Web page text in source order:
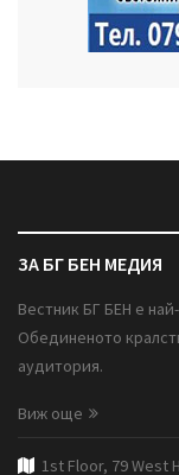
ЗА БГ БЕН МЕДИЯ
Вестник БГ БЕН е
Обединеното
аудитория.
Виж още
1st Floor, 79 West